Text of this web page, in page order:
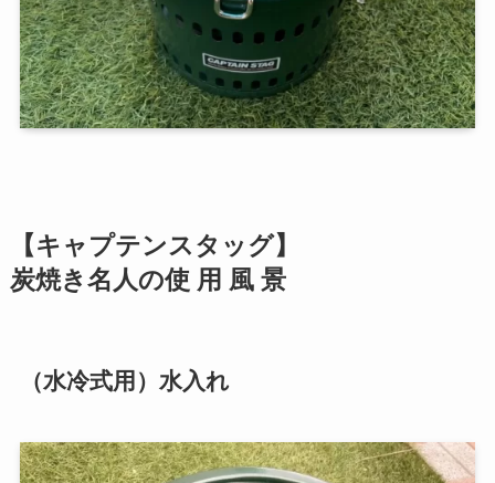
【キャプテンスタッグ】
炭焼き名人の使 用 風 景
（水冷式用）水入れ